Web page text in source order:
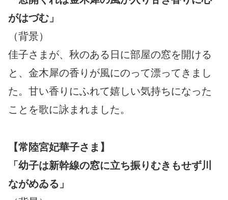
がはづむ」
（背景）
佳子さまが、秋のある日に部屋の窓を開ける
と、金木犀の香りが風にのって漂ってきまし
た。甘い香りにふれて嬉しい気持ちになった
ことを歌に詠まれました。
【常陸宮妃華子さま】
「幼子は新幹線の窓に立ち振りむきもせず川
ながめゐる」